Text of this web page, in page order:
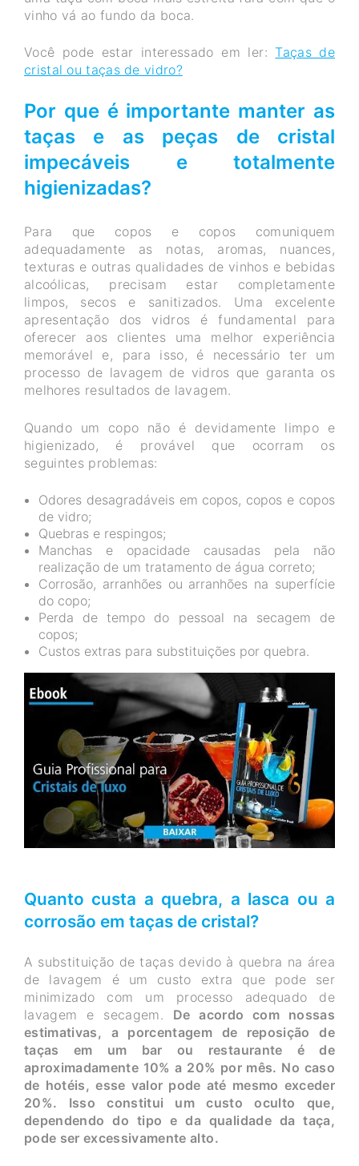
vinho vá ao fundo da boca.
Você pode estar interessado em ler:Taças de
cristal ou taças de vidro?
Por que é importante manter as
taças e as peças de cristal
impecáveis e totalmente
higienizadas?
Para que copos e copos comuniquem
adequadamente as notas, aromas, nuances,
texturas e outras qualidades de vinhos e bebidas
alcoólicas, precisam estar completamente
limpos, secos e sanitizados. Uma excelente
apresentação dos vidros é fundamental para
oferecer aos clientes uma melhor experiência
memorável e, para isso, é necessário ter um
processo de lavagem de vidros que garanta os
melhores resultados de lavagem.
Quando um copo não é devidamente limpo e
higienizado, é provável que ocorram os
seguintes problemas:
Odores desagradáveis em copos, copos e copos
de vidro;
Quebras e respingos;
Manchas e opacidade causadas pela não
realização de um tratamento de água correto;
Corrosão, arranhões ou arranhões na superfície
do copo;
Perda de tempo do pessoal na secagem de
copos;
Custos extras para substituições por quebra.
Quanto custa a quebra, a lasca ou a
corrosão em taças de cristal?
A substituição de taças devido à quebra na área
de lavagem é um custo extra que pode ser
minimizado com um processo adequado de
lavagem e secagem. De acordo com nossas
estimativas, a porcentagem de reposição de
taças em um bar ou restaurante é de
aproximadamente 10% a 20% por mês. No caso
de hotéis, esse valor pode até mesmo exceder
20%. Isso constitui um custo oculto que,
dependendo do tipo e da qualidade da taça,
pode ser excessivamente alto.